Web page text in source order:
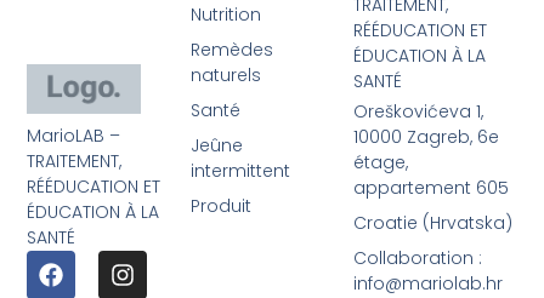
MarioLAB –
TRAITEMENT,
RÉÉDUCATION ET
ÉDUCATION À LA
SANTÉ
Nutrition
Remèdes
naturels
Santé
Jeûne
intermittent
Produit
TRAITEMENT,
RÉÉDUCATION ET
ÉDUCATION À LA
SANTÉ
Oreškovićeva 1,
10000 Zagreb, 6e
étage,
appartement 605
Croatie (Hrvatska)
Collaboration :
info@mariolab.hr